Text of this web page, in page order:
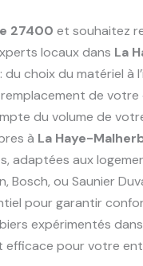
27400 et souhaitez
locaux dans La
choix du matériel à
de
du volume de
à La Haye-
adaptées aux
Bosch, ou Saunier
pour garantir
expérimentés dans
efficace pour votre